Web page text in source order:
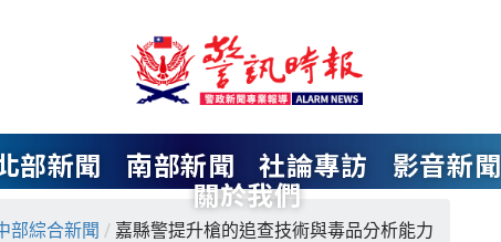
部新聞 南部新聞 社論專訪 影音新聞
關於我們
部綜合新聞 / 嘉縣警提升槍的追查技術與毒品分析能力